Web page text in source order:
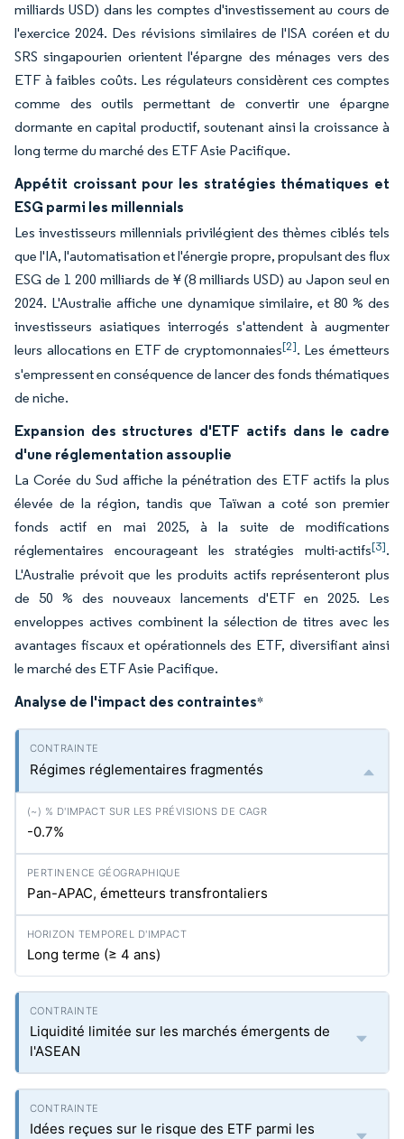
milliards USD) dans les comptes d'investissement au cours de
l'exercice 2024. Des révisions similaires de l'ISA coréen et du
SRS singapourien orientent l'épargne des ménages vers des
ETF à faibles coûts. Les régulateurs considèrent ces comptes
comme des outils permettant de convertir une épargne
dormante en capital productif, soutenant ainsi la croissance à
long terme du marché des ETF Asie Pacifique.
Appétit croissant pour les stratégies thématiques et
ESG parmi les millennials
Les investisseurs millennials privilégient des thèmes ciblés tels
que l'IA, l'automatisation et l'énergie propre, propulsant des flux
ESG de 1 200 milliards de ¥ (8 milliards USD) au Japon seul en
2024. L'Australie affiche une dynamique similaire, et 80 % des
investisseurs asiatiques interrogés s'attendent à augmenter
leurs allocations en ETF de cryptomonnaies[2]. Les émetteurs
s'empressent en conséquence de lancer des fonds thématiques
de niche.
Expansion des structures d'ETF actifs dans le cadre
d'une réglementation assouplie
La Corée du Sud affiche la pénétration des ETF actifs la plus
élevée de la région, tandis que Taïwan a coté son premier
fonds actif en mai 2025, à la suite de modifications
réglementaires encourageant les stratégies multi-actifs[3].
L'Australie prévoit que les produits actifs représenteront plus
de 50 % des nouveaux lancements d'ETF en 2025. Les
enveloppes actives combinent la sélection de titres avec les
avantages fiscaux et opérationnels des ETF, diversifiant ainsi
le marché des ETF Asie Pacifique.
Analyse de l'impact des contraintes*
Régimes réglementaires fragmentés
-0.7%
Pan-APAC, émetteurs transfrontaliers
Long terme (≥ 4 ans)
Liquidité limitée sur les marchés émergents de
l'ASEAN
Idées reçues sur le risque des ETF parmi les